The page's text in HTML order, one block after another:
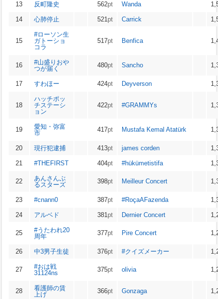
13 反町隆史 562pt Wanda
14 心肺停止 521pt Carrick
15
#ローソン生
ガトーショ
コラ
517pt Benfica
16
#山盛りおや
つが届く
480pt Sancho
17 すわほー 424pt Deyverson
18
ハッチポッ
チステーシ
ョン
422pt #GRAMMYs
19
愛知・弥富
市
417pt Mustafa Kemal Atatürk
20 現行犯逮捕 413pt james corden
21 #THEFIRST 404pt #hükümetistifa
22
あんさんぶ
るスターズ
398pt Meilleur Concert
23 #cnann0 387pt #RoçaAFazenda
24 アルベド 381pt Dernier Concert
25
#うたわれ20
周年
377pt Pire Concert
26 中3男子生徒 376pt #クイズメーカー
27
#おは戦
31124ns
375pt olivia
28
看護師の賃
上げ
366pt Gonzaga